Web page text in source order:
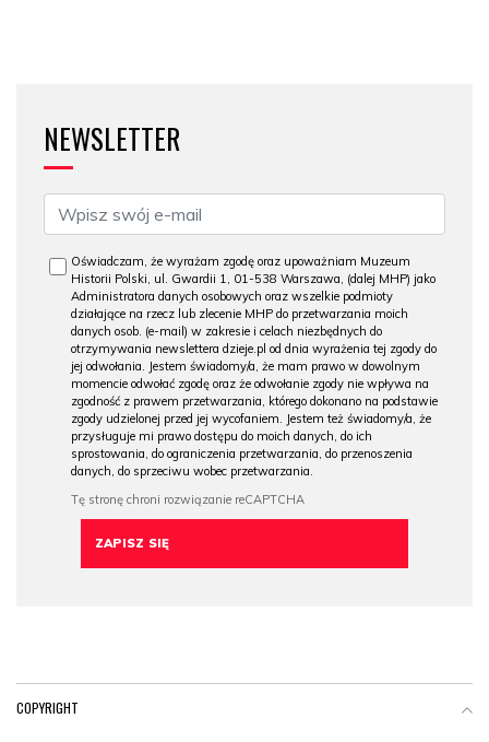
NEWSLETTER
Oświadczam, że wyrażam zgodę oraz upoważniam Muzeum
Historii Polski, ul. Gwardii 1, 01-538 Warszawa, (dalej MHP) jako
Administratora danych osobowych oraz wszelkie podmioty
działające na rzecz lub zlecenie MHP do przetwarzania moich
danych osob. (e-mail) w zakresie i celach niezbędnych do
otrzymywania newslettera dzieje.pl od dnia wyrażenia tej zgody do
jej odwołania. Jestem świadomy/a, że mam prawo w dowolnym
momencie odwołać zgodę oraz że odwołanie zgody nie wpływa na
zgodność z prawem przetwarzania, którego dokonano na podstawie
zgody udzielonej przed jej wycofaniem. Jestem też świadomy/a, że
przysługuje mi prawo dostępu do moich danych, do ich
sprostowania, do ograniczenia przetwarzania, do przenoszenia
danych, do sprzeciwu wobec przetwarzania.
COPYRIGHT